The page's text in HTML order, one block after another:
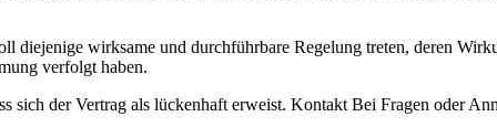
diejenige wirksame und durchführbare Regelung treten, deren
verfolgt haben.
sich der Vertrag als lückenhaft erweist. Kontakt Bei Fragen oder